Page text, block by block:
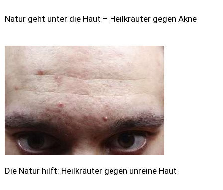
Natur geht unter die Haut – Heilkräuter gegen Akne
Die Natur hilft: Heilkräuter gegen unreine Haut